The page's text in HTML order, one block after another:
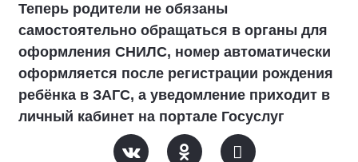
Теперь родители не обязаны
самостоятельно обращаться в органы для
оформления СНИЛС, номер автоматически
оформляется после регистрации рождения
ребёнка в ЗАГС, а уведомление приходит в
личный кабинет на портале Госуслуг